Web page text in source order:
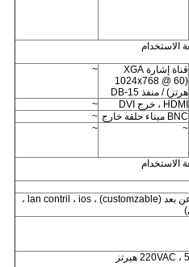
قناة إشارة XGA
(1024x768 @ 60
هرتز) / منفذ DB-15
~
HDMI ، خرج DVI
~
BNC ميناء حلقة خارج
~
~
~
الأشعة تحت الحمراء للتحكم عن بعد (customzable) ، lan contril ، ios ،